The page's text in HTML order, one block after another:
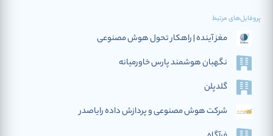
پروفایل‌های مرتبط
مغز آینده | راهکار تحول هوش مصنوعی
نگهبان هوشمند پارس خاورمیانه
گلدپلن
شرکت هوش مصنوعی و پردازش داده رایاصدر